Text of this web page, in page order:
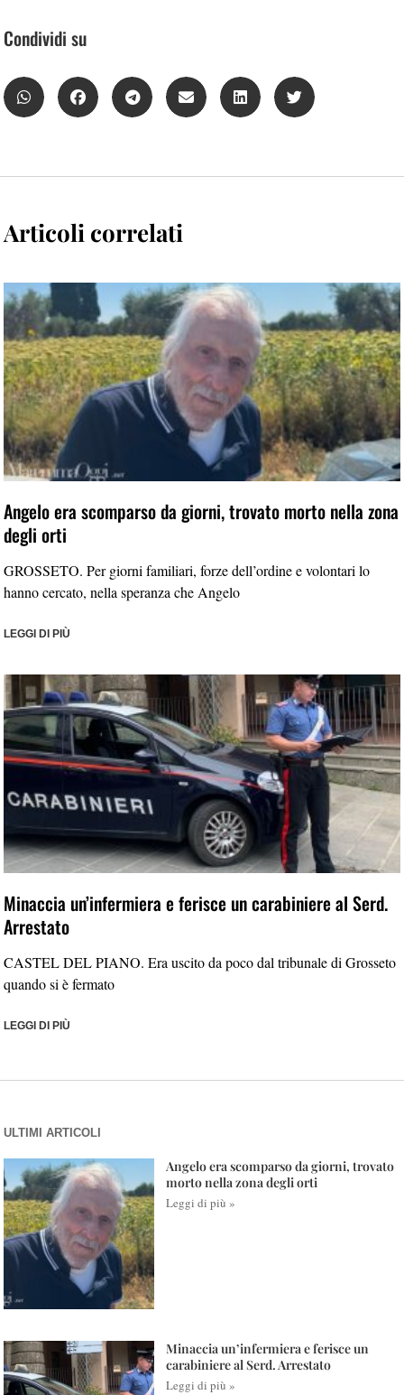
Condividi su
Articoli correlati
Angelo era scomparso da giorni, trovato morto nella zona
degli orti
GROSSETO. Per giorni familiari, forze dell’ordine e volontari lo
hanno cercato, nella speranza che Angelo
LEGGI DI PIÙ
Minaccia un’infermiera e ferisce un carabiniere al Serd.
Arrestato
CASTEL DEL PIANO. Era uscito da poco dal tribunale di Grosseto
quando si è fermato
LEGGI DI PIÙ
ULTIMI ARTICOLI
Angelo era scomparso da giorni, trovato
morto nella zona degli orti
Leggi di più »
Minaccia un’infermiera e ferisce un
carabiniere al Serd. Arrestato
Leggi di più »